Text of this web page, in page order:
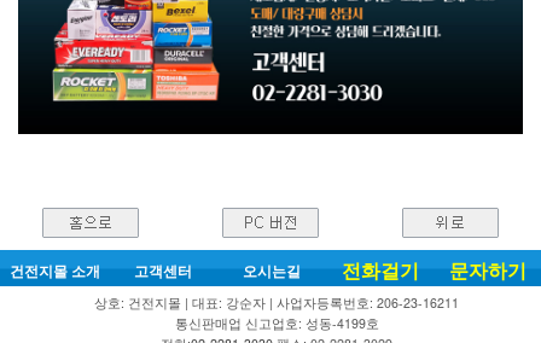
건전지몰 소개 고객센터 오시는길 전화걸기 문자하기
상호: 건전지몰 | 대표: 강순자 | 사업자등록번호: 206-23-16211
통신판매업 신고업호: 성동-4199호